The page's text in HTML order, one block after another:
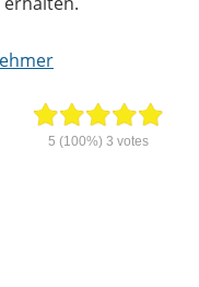
5 (100%) 3 votes